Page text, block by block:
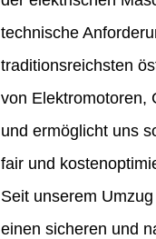
technische
traditionsreichsten
von Elektromotoren,
und ermöglicht uns
fair und
Seit unserem
einen sicheren und